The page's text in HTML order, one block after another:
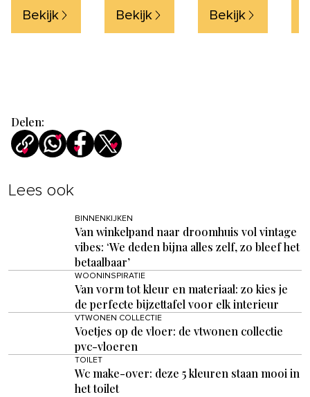
Dust - 45x200x44
Bekijk
Bekijk
Naturel - 72x73x71
Bekijk
Delen:
Lees ook
BINNENKIJKEN
Van winkelpand naar droomhuis vol vintage
vibes: ‘We deden bijna alles zelf, zo bleef het
betaalbaar’
WOONINSPIRATIE
Van vorm tot kleur en materiaal: zo kies je
de perfecte bijzettafel voor elk interieur
VTWONEN COLLECTIE
Voetjes op de vloer: de vtwonen collectie
pvc-vloeren
TOILET
Wc make-over: deze 5 kleuren staan mooi in
het toilet